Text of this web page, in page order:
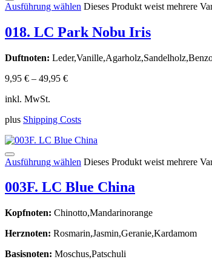
Ausführung wählen Dieses Produkt weist mehrere
018. LC Park Nobu Iris
Duftnoten:
9,95 € – 49,95 €
inkl. MwSt.
plus Shipping Costs
Ausführung wählen Dieses Produkt weist mehrere
003F. LC Blue China
Kopfnoten: Chinotto,Mandarinorange
Herznoten: Rosmarin,Jasmin,Geranie,Kardamom
Basisnoten: Moschus,Patschuli